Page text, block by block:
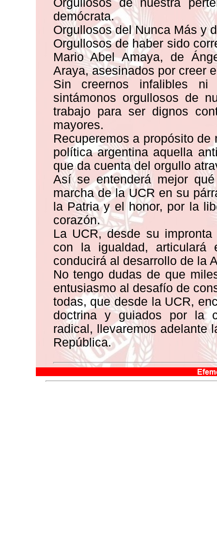
Orgullosos de nuestra
demócrata.
Orgullosos del Nunca Más y
Orgullosos de haber sido
Mario Abel Amaya, de
Araya, asesinados por creer
Sin creernos infalibles
sintámonos orgullosos de
trabajo para ser dignos
mayores.
Recuperemos a propósito
política argentina aquella
que da cuenta del orgullo
Así se entenderá mejor
marcha de la UCR en su
la Patria y el honor, por la
corazón.
La UCR, desde su
con la igualdad, articulará
conducirá al desarrollo de la
No tengo dudas de que
entusiasmo al desafío de
todas, que desde la UCR,
doctrina y guiados por la
radical, llevaremos adelante
República.